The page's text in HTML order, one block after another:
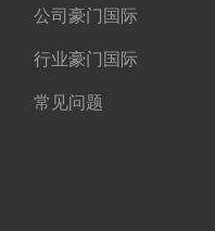
公司豪门国际
行业豪门国际
常见问题